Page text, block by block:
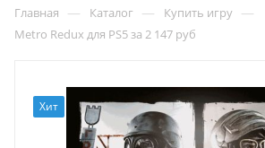
Главная — Каталог — Купить игру —
Metro Redux для PS5 за 2 147 руб
Хит